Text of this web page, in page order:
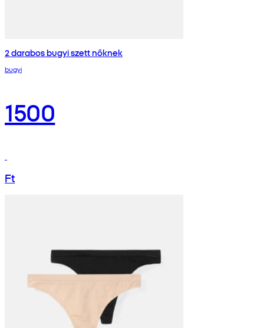
2 darabos bugyi szett nőknek
bugyi
1500
Ft